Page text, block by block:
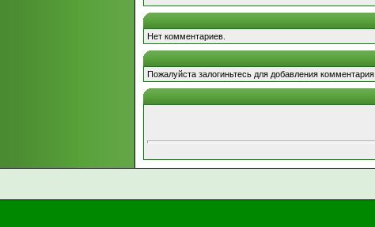
Нет комментариев.
Пожалуйста залогиньтесь для добавления комментария.